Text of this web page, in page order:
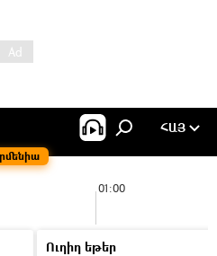
ՀԱՅ
01:00
Ուղիղ եթեր